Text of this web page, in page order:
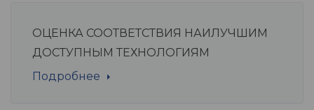
ОЦЕНКА СООТВЕТСТВИЯ НАИЛУЧШИМ
ДОСТУПНЫМ ТЕХНОЛОГИЯМ
Подробнее